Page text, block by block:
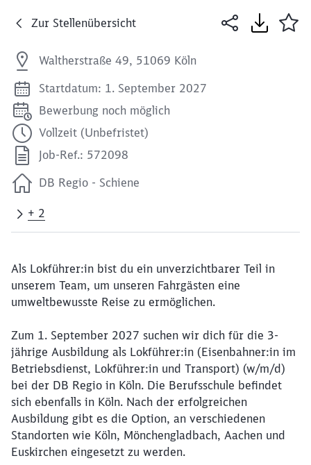
Zur Stellenübersicht
Waltherstraße 49, 51069 Köln
Startdatum: 1. September 2027
Bewerbung noch möglich
Vollzeit (Unbefristet)
Job-Ref.: 572098
DB Regio - Schiene
+ 2
Als Lokführer:in bist du ein unverzichtbarer Teil in
unserem Team, um unseren Fahrgästen eine
umweltbewusste Reise zu ermöglichen.
Zum 1. September 2027 suchen wir dich für die 3-
jährige Ausbildung als Lokführer:in (Eisenbahner:in im
Betriebsdienst, Lokführer:in und Transport) (w/m/d)
bei der DB Regio in Köln. Die Berufsschule befindet
sich ebenfalls in Köln. Nach der erfolgreichen
Ausbildung gibt es die Option, an verschiedenen
Standorten wie Köln, Mönchengladbach, Aachen und
Euskirchen eingesetzt zu werden.